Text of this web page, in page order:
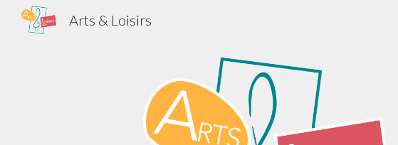
Arts & Loisirs